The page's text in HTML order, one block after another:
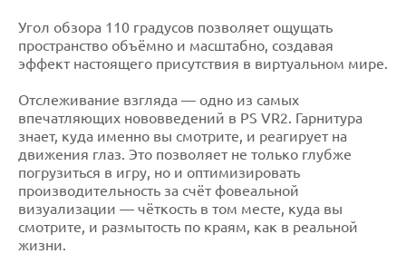
Угол обзора 110 градусов позволяет ощущать
пространство объёмно и масштабно, создавая
эффект настоящего присутствия в виртуальном мире.
Отслеживание взгляда — одно из самых
впечатляющих нововведений в PS VR2. Гарнитура
знает, куда именно вы смотрите, и реагирует на
движения глаз. Это позволяет не только глубже
погрузиться в игру, но и оптимизировать
производительность за счёт фовеальной
визуализации — чёткость в том месте, куда вы
смотрите, и размытость по краям, как в реальной
жизни.